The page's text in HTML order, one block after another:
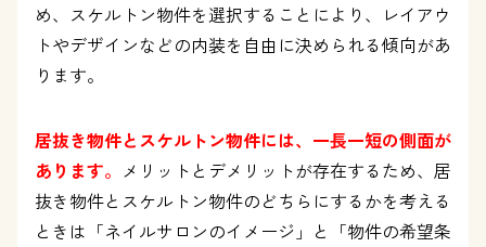
め、スケルトン物件を選択することにより、レイアウ
トやデザインなどの内装を自由に決められる傾向があ
ります。
居抜き物件とスケルトン物件には、一長一短の側面が
あります。 メリットとデメリットが存在するため、居
抜き物件とスケルトン物件のどちらにするかを考える
ときは「ネイルサロンのイメージ」と「物件の希望条